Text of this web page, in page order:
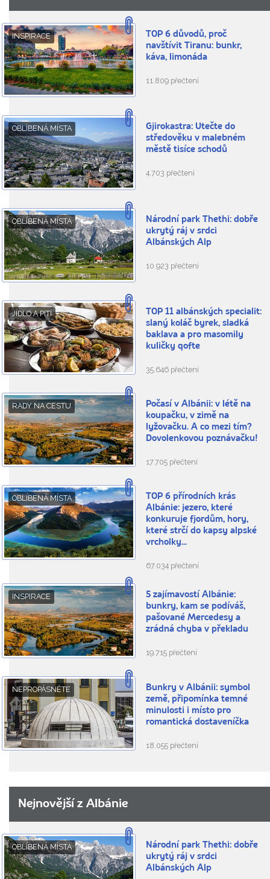
INSPIRACE
TOP 6 důvodů, proč
navštívit Tiranu: bunkr,
káva, limonáda
11.809 přečtení
OBLÍBENÁ MÍSTA
Gjirokastra: Utečte do
středověku v malebném
městě tisíce schodů
4.703 přečtení
OBLÍBENÁ MÍSTA
Národní park Thethi: dobře
ukrytý ráj v srdci
Albánských Alp
10.923 přečtení
JÍDLO A PITÍ
TOP 11 albánských specialit:
slaný koláč byrek, sladká
baklava a pro masomily
kuličky qofte
35.646 přečtení
RADY NA CESTU
Počasí v Albánii: v létě na
koupačku, v zimě na
lyžovačku. A co mezi tím?
Dovolenkovou poznávačku!
17.705 přečtení
OBLÍBENÁ MÍSTA
TOP 6 přírodních krás
Albánie: jezero, které
konkuruje fjordům, hory,
které strčí do kapsy alpské
vrcholky...
67.034 přečtení
INSPIRACE
5 zajímavostí Albánie:
bunkry, kam se podíváš,
pašované Mercedesy a
zrádná chyba v překladu
19.715 přečtení
NEPROPÁSNĚTE
Bunkry v Albánii: symbol
země, připomínka temné
minulosti i místo pro
romantická dostaveníčka
18.055 přečtení
Nejnovější z Albánie
OBLÍBENÁ MÍSTA
Národní park Thethi: dobře
ukrytý ráj v srdci
Albánských Alp